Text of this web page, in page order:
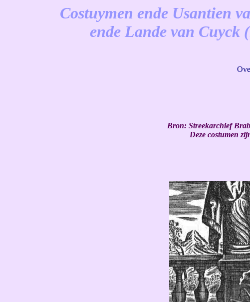
Costuymen ende Usantien
ende Lande van Cuyck
Bron: Streekarchief
Deze costumen